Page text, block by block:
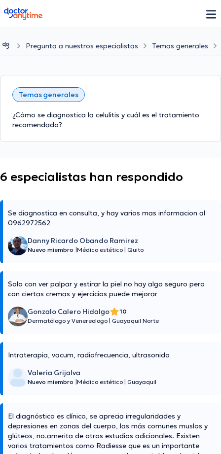
doctoranytime
Pregunta a nuestros especialistas Temas generales
Temas generales
¿Cómo se diagnostica la celulitis y cuál es el tratamiento
recomendado?
6 especialistas han respondido
Se diagnostica en consulta, y hay varios mas informacion al
0962972562
Danny Ricardo Obando Ramirez
Nuevo miembro Médico estético Quito
Solo con ver palpar y estirar la piel no hay algo seguro pero
con ciertas cremas y ejercicios puede mejorar
Gonzalo Calero Hidalgo
10
Dermatólogo y Venereologo Guayaquil Norte
Intraterapia, vacum, radiofrecuencia, ultrasonido
Valeria Grijalva
Nuevo miembro Médico estético Guayaquil
El diagnóstico es clínico, se aprecia irregularidades y
depresiones en zonas del cuerpo, las más comunes muslos y
glúteos, no.amerita de otros estudios adicionales. Existen
varios tratamientos como Radiesse que es un importante